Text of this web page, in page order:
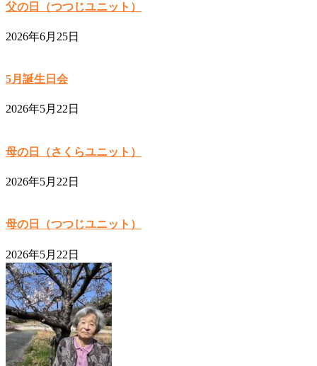
父の日（つつじユニット）
2026年6月25日
5月誕生日会
2026年5月22日
母の日（さくらユニット）
2026年5月22日
母の日（つつじユニット）
2026年5月22日